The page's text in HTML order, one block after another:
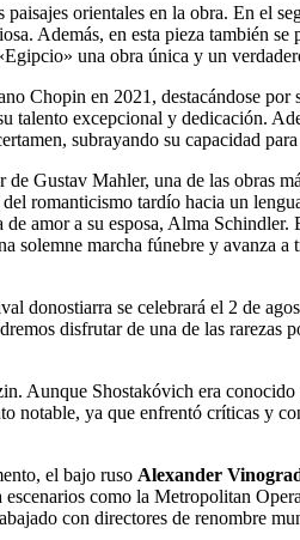
orientales en la obra. En el
Además, en esta pieza también se
una obra única y un
Chopin en 2021, destacándose
excepcional y dedicación.
subrayando su capacidad
Gustav Mahler, una de las obras
romanticismo tardío hacia un
amor a su esposa, Alma
marcha fúnebre y avanza
donostiarra se celebrará el 2 de
disfrutar de una de las rarezas
Aunque Shostakóvich era
notable, ya que enfrentó críticas y
el bajo ruso Alexander
como la Metropolitan
con directores de renombre